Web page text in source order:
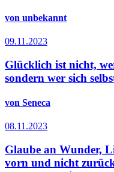
von unbekannt
09.11.2023
Glücklich ist nicht,
sondern wer sich
von Seneca
08.11.2023
Glaube an Wunder,
vorn und nicht